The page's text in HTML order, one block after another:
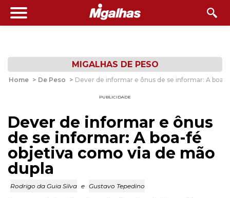
MIGALHAS DE PESO
Home > De Peso > Dever de informar e ônus de se informar: A boa-
PUBLICIDADE
Dever de informar e ônus
de se informar: A boa-fé
objetiva como via de mão
dupla
Rodrigo da Guia Silva e Gustavo Tepedino